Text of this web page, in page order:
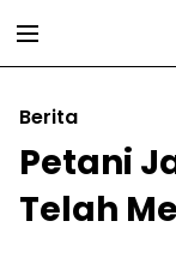
Berita
Petani
Telah